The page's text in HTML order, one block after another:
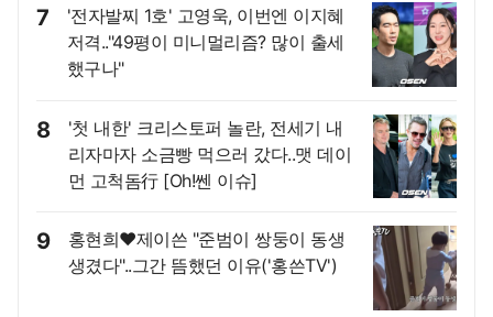
7
'전자발찌 1호' 고영욱, 이번엔 이지혜
저격.."49평이 미니멀리즘? 많이 출세
했구나"
8
'첫 내한' 크리스토퍼 놀란, 전세기 내
리자마자 소금빵 먹으러 갔다..맷 데이
먼 고척돔行 [Oh!쎈 이슈]
9
홍현희♥제이쓴 "준범이 쌍둥이 동생
생겼다"..그간 뜸했던 이유('홍쓴TV')